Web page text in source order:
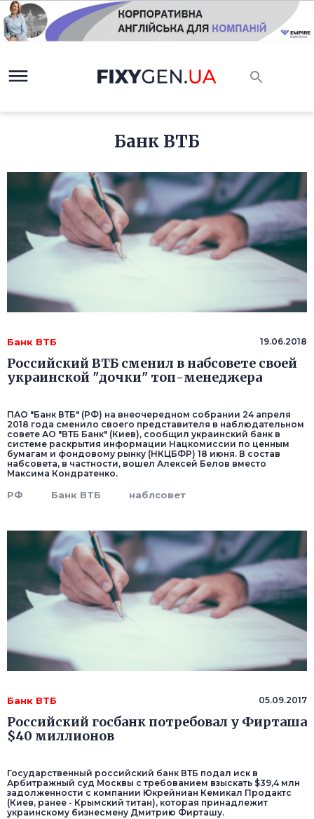
Банк ВТБ
Банк ВТБ 19.06.2018
Российский ВТБ сменил в набсовете своей
украинской "дочки" топ-менеджера
ПАО "Банк ВТБ" (РФ) на внеочередном собрании 24 апреля
2018 года сменило своего представителя в наблюдательном
совете АО "ВТБ Банк" (Киев), сообщил украинский банк в
системе раскрытия информации Нацкомиссии по ценным
бумагам и фондовому рынку (НКЦБФР) 18 июня. В состав
набсовета, в частности, вошел Алексей Белов вместо
Максима Кондратенко.
РФ Банк ВТБ наблсовет
Банк ВТБ 05.09.2017
Российский госбанк потребовал у Фирташа
$40 миллионов
Государственный российский банк ВТБ подал иск в
Арбитражный суд Москвы с требованием взыскать $39,4 млн
задолженности с компании Юкрейниан Кемикал Продактс
(Киев, ранее - Крымский титан), которая принадлежит
украинскому бизнесмену Дмитрию Фирташу.